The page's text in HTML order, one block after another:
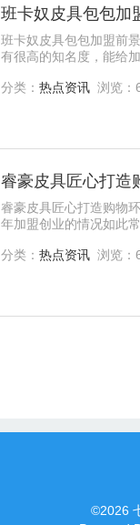
班卡奴皮具包包加盟前
有很高的知名度，能给
分类： 热点资讯浏览：
睿豪皮具匠心打造
睿豪皮具匠心打造购物
年加盟创业的情况如此
分类： 热点资讯浏览：
©2026